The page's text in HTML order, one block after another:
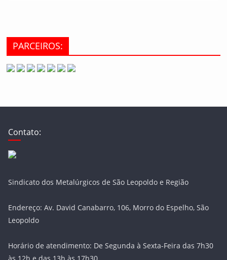
PARCEIROS:
Contato:
Sindicato dos Metalúrgicos de São Leopoldo e Região
Endereço: Av. David Canabarro, 106, Morro do Espelho, São
Leopoldo
Horário de atendimento: De Segunda à Sexta-Feira das 7h30